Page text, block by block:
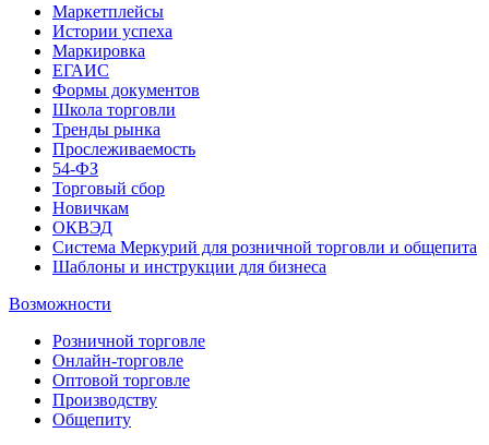
Маркетплейсы
Истории успеха
Маркировка
ЕГАИС
Формы документов
Школа торговли
Тренды рынка
Прослеживаемость
54-ФЗ
Торговый сбор
Новичкам
ОКВЭД
Система Меркурий для розничной торговли и общепита
Шаблоны и инструкции для бизнеса
Возможности
Розничной торговле
Онлайн-торговле
Оптовой торговле
Производству
Общепиту